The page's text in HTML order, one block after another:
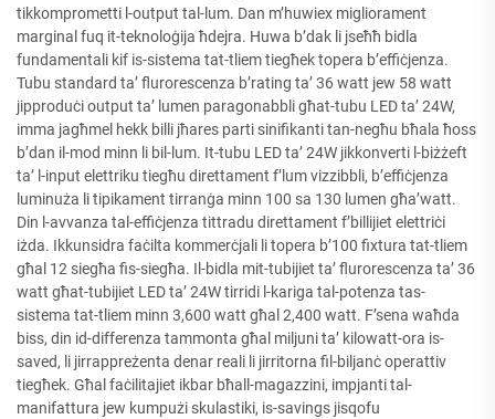
tikkomprometti l-output tal-lum. Dan m’huwiex migliorament
marginal fuq it-teknoloġija ħdejra. Huwa b’dak li jseħħ bidla
fundamentali kif is-sistema tat-tliem tiegħek topera b’effiċjenza.
Tubu standard ta’ flurorescenza b’rating ta’ 36 watt jew 58 watt
jipproduċi output ta’ lumen paragonabbli għat-tubu LED ta’ 24W,
imma jagħmel hekk billi jħares parti sinifikanti tan-negħu bħala ħoss
b’dan il-mod minn li bil-lum. It-tubu LED ta’ 24W jikkonverti l-biżżeft
ta’ l-input elettriku tiegħu direttament f’lum vizzibbli, b’effiċjenza
luminuża li tipikament tirranġa minn 100 sa 130 lumen għa’watt.
Din l-avvanza tal-effiċjenza tittradu direttament f’billijiet elettriċi
iżda. Ikkunsidra faċilta kommerċjali li topera b’100 fixtura tat-tliem
għal 12 siegħa fis-siegħa. Il-bidla mit-tubijiet ta’ flurorescenza ta’ 36
watt għat-tubijiet LED ta’ 24W tirridi l-kariga tal-potenza tas-
sistema tat-tliem minn 3,600 watt għal 2,400 watt. F’sena waħda
biss, din id-differenza tammonta għal miljuni ta’ kilowatt-ora is-
saved, li jirrappreżenta denar reali li jirritorna fil-biljanċ operattiv
tiegħek. Għal faċilitajiet ikbar bħall-magazzini, impjanti tal-
manifattura jew kumpużi skulastiki, is-savings jisqofu